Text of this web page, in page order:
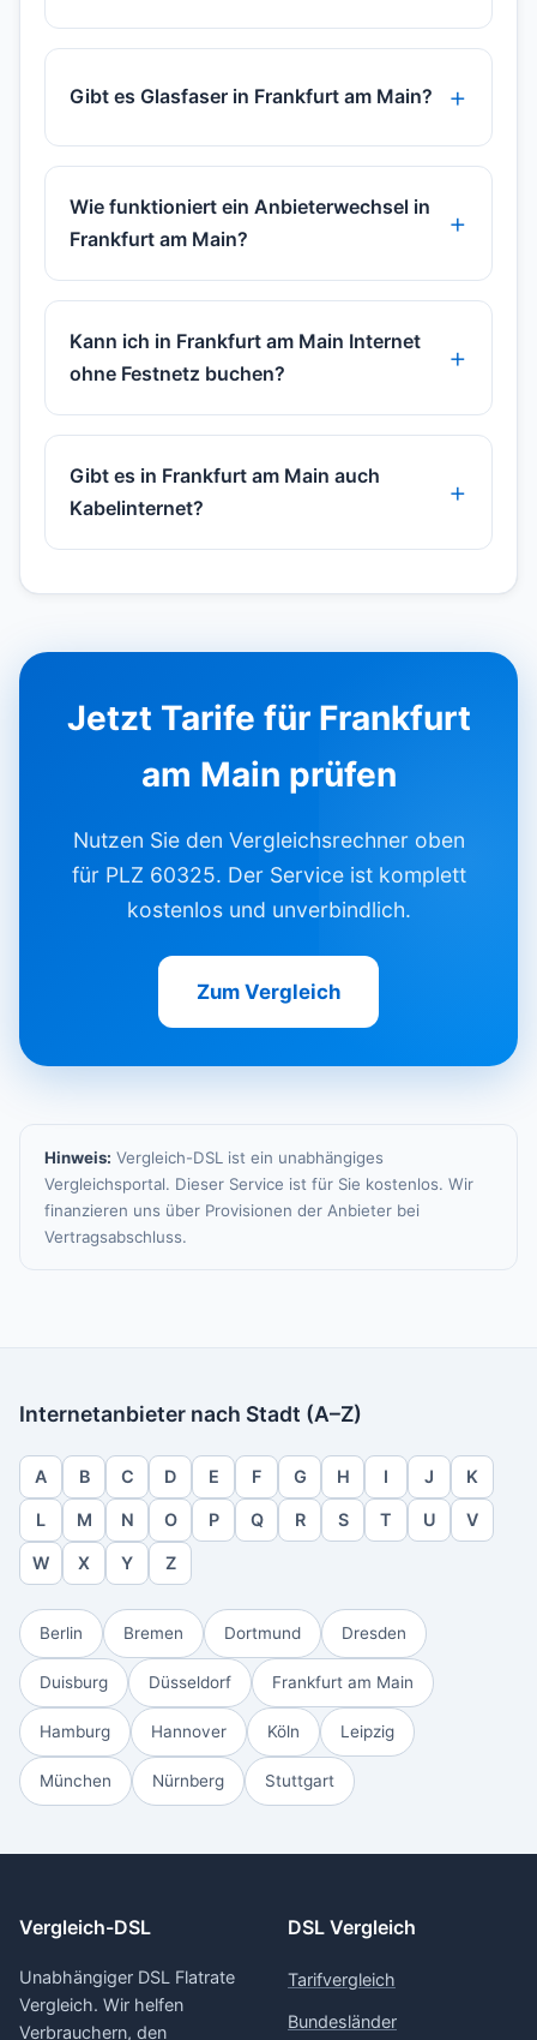
Gibt es Glasfaser in Frankfurt am Main?
Wie funktioniert ein Anbieterwechsel in
Frankfurt am Main?
Kann ich in Frankfurt am Main Internet
ohne Festnetz buchen?
Gibt es in Frankfurt am Main auch
Kabelinternet?
Jetzt Tarife für Frankfurt
am Main prüfen
Nutzen Sie den Vergleichsrechner oben
für PLZ 60325. Der Service ist komplett
kostenlos und unverbindlich.
Zum Vergleich
Hinweis: Vergleich-DSL ist ein unabhängiges
Vergleichsportal. Dieser Service ist für Sie kostenlos. Wir
finanzieren uns über Provisionen der Anbieter bei
Vertragsabschluss.
Internetanbieter nach Stadt (A–Z)
A B C D E F G H I J K
L M N O P Q R S T U V
W X Y Z
Berlin Bremen Dortmund Dresden
Duisburg Düsseldorf Frankfurt am Main
Hamburg Hannover Köln Leipzig
München Nürnberg Stuttgart
Vergleich-DSL
Unabhängiger DSL Flatrate
Vergleich. Wir helfen
Verbrauchern, den
DSL Vergleich
Tarifvergleich
Bundesländer